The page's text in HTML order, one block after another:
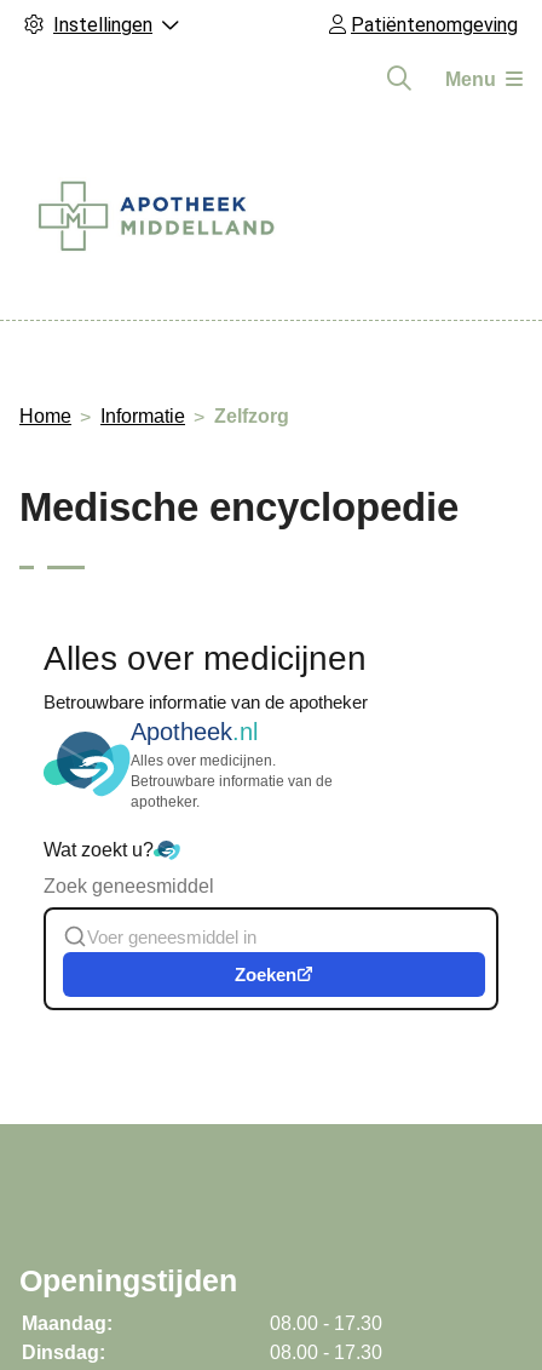
Instellingen Patiëntenomgeving
Menu
Home Informatie Zelfzorg
Medische encyclopedie
Alles over medicijnen
Betrouwbare informatie van de apotheker
Apotheek.nl
Alles over medicijnen.
Betrouwbare informatie van de
apotheker.
Wat zoekt u?
Zoek geneesmiddel
Zoeken
Openingstijden
Maandag:
08.00 - 17.30
Dinsdag:
08.00 - 17.30